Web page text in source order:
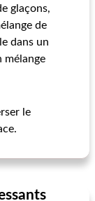
glaçons,
de
dans un
mélange
le